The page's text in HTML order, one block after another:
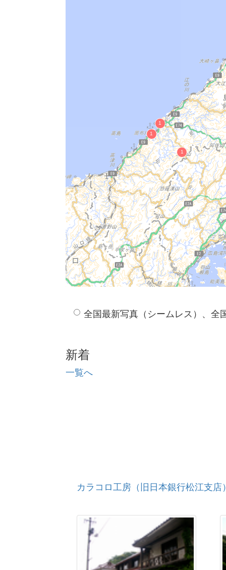
全国最新写真（シームレス）、全
新着
一覧へ
カラコロ工房（旧日本銀行松江支店